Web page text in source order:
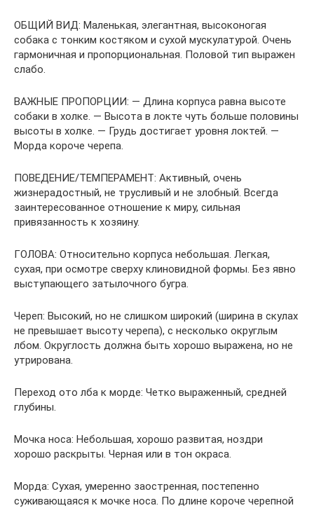
ОБЩИЙ ВИД: Маленькая, элегантная, высоконогая
собака с тонким костяком и сухой мускулатурой. Очень
гармоничная и пропорциональная. Половой тип выражен
слабо.
ВАЖНЫЕ ПРОПОРЦИИ: — Длина корпуса равна высоте
собаки в холке. — Высота в локте чуть больше половины
высоты в холке. — Грудь достигает уровня локтей. —
Морда короче черепа.
ПОВЕДЕНИЕ/ТЕМПЕРАМЕНТ: Активный, очень
жизнерадостный, не трусливый и не злобный. Всегда
заинтересованное отношение к миру, сильная
привязанность к хозяину.
ГОЛОВА: Относительно корпуса небольшая. Легкая,
сухая, при осмотре сверху клиновидной формы. Без явно
выступающего затылочного бугра.
Череп: Высокий, но не слишком широкий (ширина в скулах
не превышает высоту черепа), с несколько округлым
лбом. Округлость должна быть хорошо выражена, но не
утрирована.
Переход ото лба к морде: Четко выраженный, средней
глубины.
Мочка носа: Небольшая, хорошо развитая, ноздри
хорошо раскрыты. Черная или в тон окраса.
Морда: Сухая, умеренно заостренная, постепенно
суживающаяся к мочке носа. По длине короче черепной